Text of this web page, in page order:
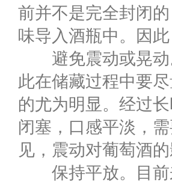
前并不是完全封闭
味导入酒瓶中。因
避免震动或晃动
此在储藏过程中要
的尤为明显。经过
闭塞，口感平淡，
见，震动对葡萄酒
保持平放。目前